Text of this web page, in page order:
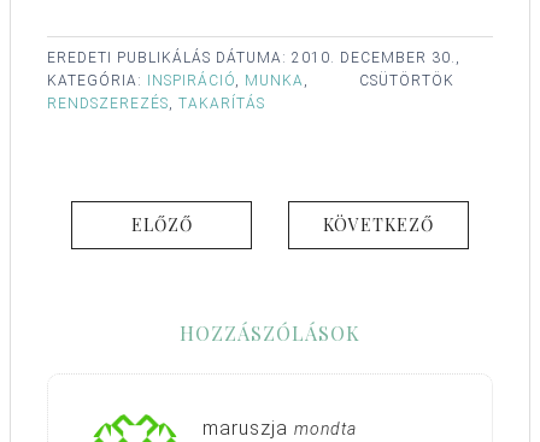
EREDETI PUBLIKÁLÁS DÁTUMA: 2010. DECEMBER 30.,
CSÜTÖRTÖK
KATEGÓRIA: INSPIRÁCIÓ, MUNKA,
RENDSZEREZÉS, TAKARÍTÁS
ELŐZŐ KÖVETKEZŐ
HOZZÁSZÓLÁSOK
maruszja mondta